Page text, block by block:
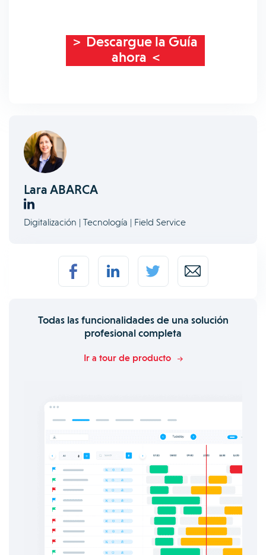
> Descargue la Guía
ahora <
Lara ABARCA
Digitalización | Tecnología | Field Service
Todas las funcionalidades de una solución
profesional completa
Ir a tour de producto